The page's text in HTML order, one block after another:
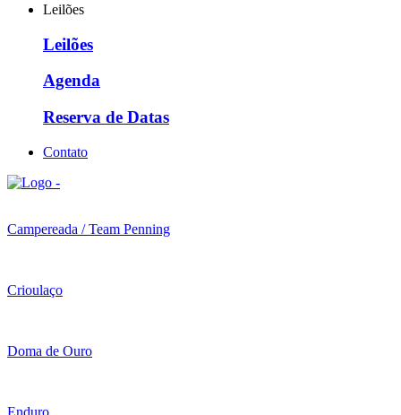
Leilões
Leilões
Agenda
Reserva de Datas
Contato
Campereada / Team Penning
Crioulaço
Doma de Ouro
Enduro